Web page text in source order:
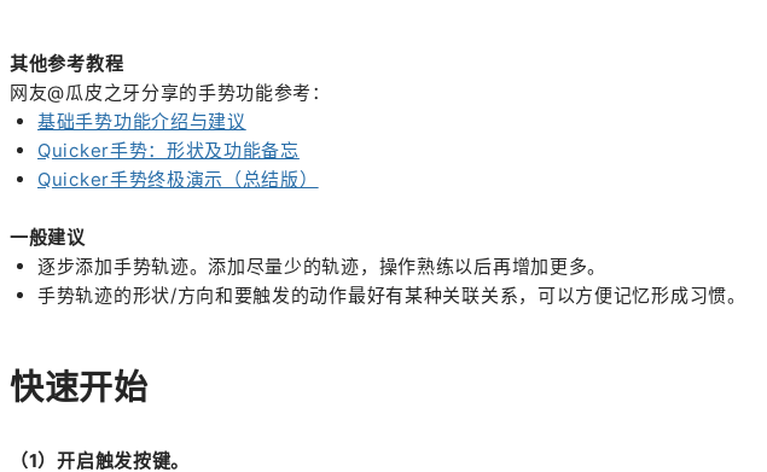
其他参考教程
网友@瓜皮之牙分享的手势功能参考：
基础手势功能介绍与建议
Quicker手势：形状及功能备忘
Quicker手势终极演示（总结版）
一般建议
逐步添加手势轨迹。添加尽量少的轨迹，操作熟练以后再增加更多。
手势轨迹的形状/方向和要触发的动作最好有某种关联关系，可以方便记忆形成习惯。
快速开始
（1）开启触发按键。